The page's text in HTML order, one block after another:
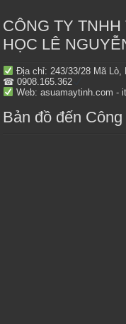
CÔNG TY
HỌC LÊ
Địa chỉ: 243/33/28 Mã Lò,
☎ 0908.165.362
Web: asuamaytinh.com -
Bản đồ đến Công